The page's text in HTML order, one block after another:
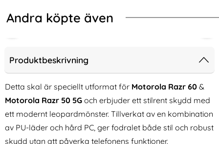
Andra köpte även
Produktbeskrivning
Detta skal är speciellt utformat för Motorola Razr 60 &
Motorola Razr 50 5G och erbjuder ett stilrent skydd med
ett modernt leopardmönster. Tillverkat av en kombination
av PU-läder och hård PC, ger fodralet både stil och robust
skydd utan att påverka telefonens funktioner.